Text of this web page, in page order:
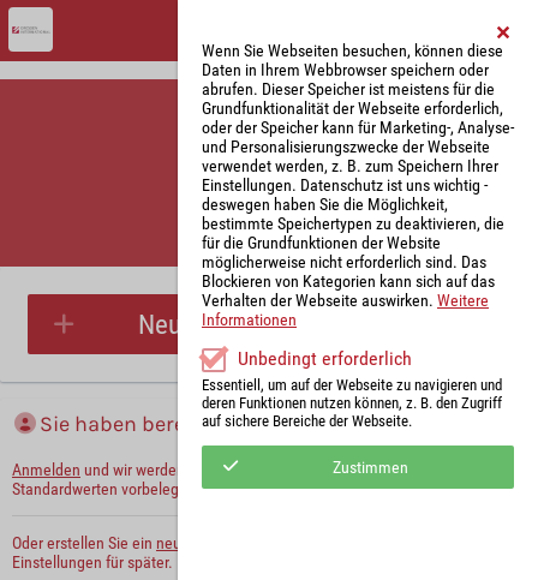
Parkplatzreservierung
Sie haben bereits ein Konto?
Anmelden und wir werden die notwendigen Informationen mit Ihren
Standardwerten vorbelegen.
Oder erstellen Sie ein neues Benutzerkonto
Einstellungen für später.
Neue Parkplatzreservierung
Wenn Sie Webseiten besuchen, können diese
Daten in Ihrem Webbrowser speichern oder
abrufen. Dieser Speicher ist meistens für die
Grundfunktionalität der Webseite erforderlich,
oder der Speicher kann für Marketing-, Analyse-
und Personalisierungszwecke der Webseite
verwendet werden, z. B. zum Speichern Ihrer
Einstellungen. Datenschutz ist uns wichtig -
deswegen haben Sie die Möglichkeit,
bestimmte Speichertypen zu deaktivieren, die
für die Grundfunktionen der Website
möglicherweise nicht erforderlich sind. Das
Blockieren von Kategorien kann sich auf das
Verhalten der Webseite auswirken. Weitere
Informationen
Unbedingt erforderlich
Essentiell, um auf der Webseite zu navigieren und
deren Funktionen nutzen können, z. B. den Zugriff
auf sichere Bereiche der Webseite.
Zustimmen